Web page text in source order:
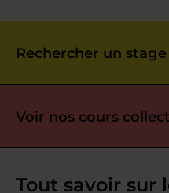
Rechercher un
Voir nos cours
Tout savoir sur